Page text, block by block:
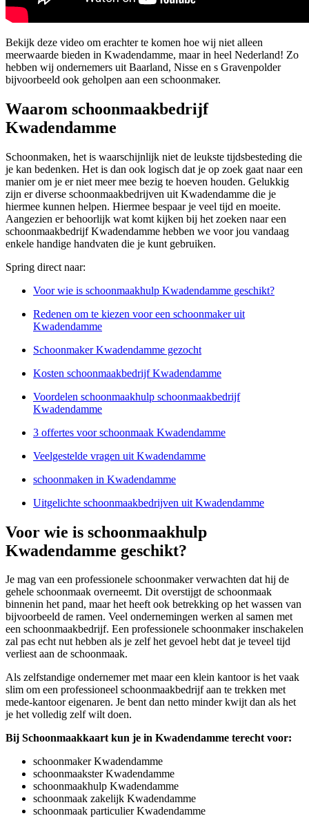
Bekijk deze video om erachter te komen hoe wij niet alleen
meerwaarde bieden in Kwadendamme, maar in heel Nederland! Zo
hebben wij ondernemers uit Baarland, Nisse en s Gravenpolder
bijvoorbeeld ook geholpen aan een schoonmaker.
Waarom schoonmaakbedrijf
Kwadendamme
Schoonmaken, het is waarschijnlijk niet de leukste tijdsbesteding die
je kan bedenken. Het is dan ook logisch dat je op zoek gaat naar een
manier om je er niet meer mee bezig te hoeven houden. Gelukkig
zijn er diverse schoonmaakbedrijven uit Kwadendamme die je
hiermee kunnen helpen. Hiermee bespaar je veel tijd en moeite.
Aangezien er behoorlijk wat komt kijken bij het zoeken naar een
schoonmaakbedrijf Kwadendamme hebben we voor jou vandaag
enkele handige handvaten die je kunt gebruiken.
Spring direct naar:
Voor wie is schoonmaakhulp Kwadendamme geschikt?
Redenen om te kiezen voor een schoonmaker uit
Kwadendamme
Schoonmaker Kwadendamme gezocht
Kosten schoonmaakbedrijf Kwadendamme
Voordelen schoonmaakhulp schoonmaakbedrijf
Kwadendamme
3 offertes voor schoonmaak Kwadendamme
Veelgestelde vragen uit Kwadendamme
schoonmaken in Kwadendamme
Uitgelichte schoonmaakbedrijven uit Kwadendamme
Voor wie is schoonmaakhulp
Kwadendamme geschikt?
Je mag van een professionele schoonmaker verwachten dat hij de
gehele schoonmaak overneemt. Dit overstijgt de schoonmaak
binnenin het pand, maar het heeft ook betrekking op het wassen van
bijvoorbeeld de ramen. Veel ondernemingen werken al samen met
een schoonmaakbedrijf. Een professionele schoonmaker inschakelen
zal pas echt nut hebben als je zelf het gevoel hebt dat je teveel tijd
verliest aan de schoonmaak.
Als zelfstandige ondernemer met maar een klein kantoor is het vaak
slim om een professioneel schoonmaakbedrijf aan te trekken met
mede-kantoor eigenaren. Je bent dan netto minder kwijt dan als het
je het volledig zelf wilt doen.
Bij Schoonmaakkaart kun je in Kwadendamme terecht voor:
schoonmaker Kwadendamme
schoonmaakster Kwadendamme
schoonmaakhulp Kwadendamme
schoonmaak zakelijk Kwadendamme
schoonmaak particulier Kwadendamme